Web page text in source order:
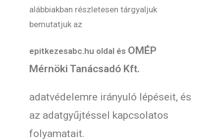
alábbiakban részletesen tárgyaljuk
bemutatjuk az
epitkezesabc.hu oldal és OMÉP
Mérnöki Tanácsadó Kft.
adatvédelemre irányuló lépéseit, és
az adatgyűjtéssel kapcsolatos
folyamatait.